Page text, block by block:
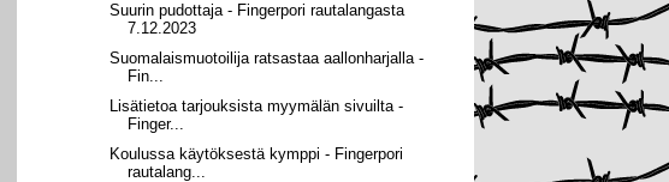
Suurin pudottaja - Fingerpori rautalangasta
7.12.2023
Suomalaismuotoilija ratsastaa aallonharjalla -
Fin...
Lisätietoa tarjouksista myymälän sivuilta -
Finger...
Koulussa käytöksestä kymppi - Fingerpori
rautalang...